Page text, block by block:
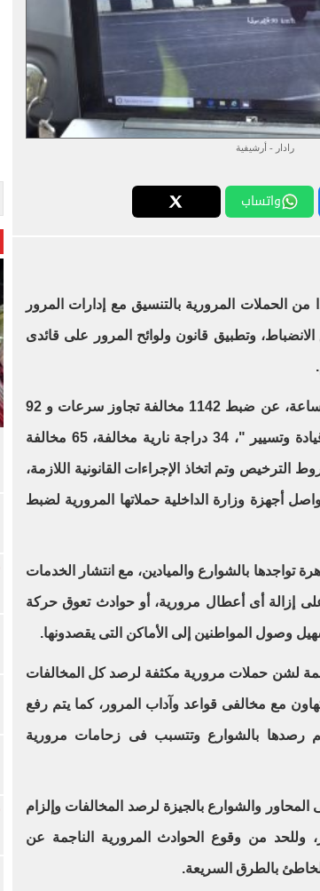
رادار - أرشيفية
واتساب
من الحملات المرورية بالتنسيق مع إدارات المرور
الانضباط، وتطبيق قانون ولوائح المرور على قائدى
وأسفرت جهود الحملة خلال 24 ساعة، عن ضبط 1142 مخالفة تجاوز سرعات و 92
مخالفة السير بدون تراخيص " قيادة وتسيير "، 34 دراجة نارية مخالفة، 65 مخالفة
مخالفة شروط الترخيص وتم اتخاذ الإجراءات القانونية اللازمة،
أجهزة وزارة الداخلية حملاتها المرورية لضبط
تواجدها بالشوارع والميادين، مع انتشار الخدمات
على إزالة أى أعطال مرورية، أو حوادث تعوق حركة
وصول المواطنين إلى الأماكن التى يقصدونها.
لشن حملات مرورية مكثفة لرصد كل المخالفات
مع مخالفى قواعد وآداب المرور، كما يتم رفع
رصدها بالشوارع وتتسبب فى زحامات مرورية
والشوارع بالجيزة لرصد المخالفات وإلزام
وللحد من وقوع الحوادث المرورية الناجمة عن
بالطرق السريعة.